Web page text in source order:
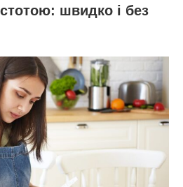
швидко і без